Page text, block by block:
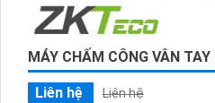
MÁY CHẤM CÔNG VÂN
Liên hệ
Liên hệ